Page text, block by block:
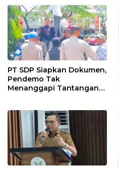
PT SDP Siapkan Dokumen,
Pendemo Tak
Menanggapi Tantangan